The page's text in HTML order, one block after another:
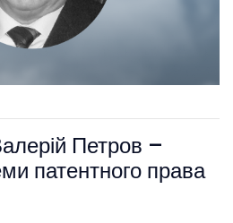
Петров –
патентного права